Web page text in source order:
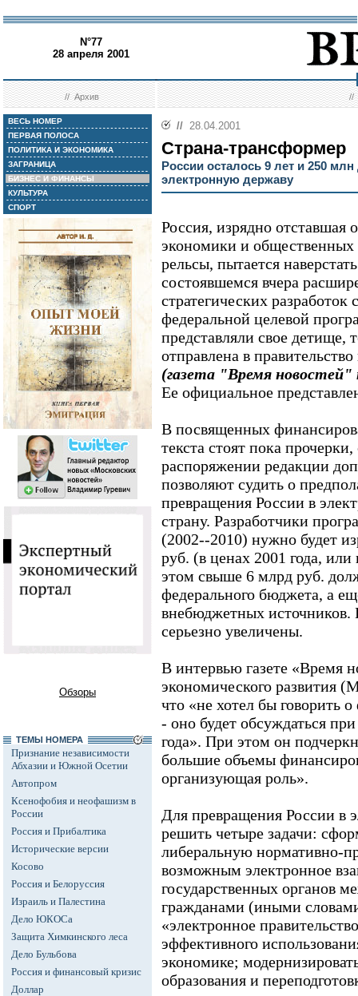
N°77
28 апреля 2001
//Архив //
ВЕСЬ НОМЕР
ПЕРВАЯ ПОЛОСА
ПОЛИТИКА И ЭКОНОМИКА
ЗАГРАНИЦА
БИЗНЕС И ФИНАНСЫ
КУЛЬТУРА
СПОРТ
Обзоры
ТЕМЫ НОМЕРА
Признание независимости
Абхазии и Южной Осетии
Автопром
Ксенофобия и неофашизм в
России
Россия и Прибалтика
Исторические версии
Косово
Россия и Белоруссия
Израиль и Палестина
Дело ЮКОСа
Защита Химкинского леса
Дело Бульбова
Россия и финансовый кризис
Доллар
// 28.04.2001
Страна-трансформер
России осталось 9 лет и 250
электронную державу
Россия, изрядно отставшая
экономики и
рельсы, пытается
состоявшемся вчера
стратегических разработок
федеральной целевой
представляли свое детище,
отправлена в
(газета "Время новостей"
Ее официальное
В посвященных
текста стоят пока
распоряжении редакции
позволяют судить о
превращения России в
страну. Разработчики
(2002--2010) нужно будет
руб. (в ценах 2001 года,
этом свыше 6 млрд руб.
федерального бюджета, а
внебюджетных
серьезно увеличены.
В интервью газете «Время
экономического развития
что «не хотел бы говорить
- оно будет обсуждаться
года». При этом он
большие объемы
организующая роль».
Для превращения России в
решить четыре задачи:
либеральную нормативно-
возможным электронное
государственных органов
гражданами (иными
«электронное
эффективного
экономике;
образования и